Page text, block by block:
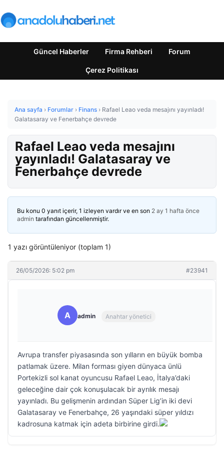
Güncel Haberler Firma Rehberi Forum
Çerez Politikası
Ana sayfa › Forumlar › Finans › Rafael Leao veda mesajını yayınladı!
Galatasaray ve Fenerbahçe devrede
Rafael Leao veda mesajını
yayınladı! Galatasaray ve
Fenerbahçe devrede
Bu konu 0 yanıt içerir, 1 izleyen vardır ve en son 2 ay 1 hafta önce
admin tarafından güncellenmiştir.
1 yazı görüntüleniyor (toplam 1)
26/05/2026: 5:02 pm #23941
A admin Anahtar yönetici
Avrupa transfer piyasasında son yılların en büyük bomba
patlamak üzere. Milan forması giyen dünyaca ünlü
Portekizli sol kanat oyuncusu Rafael Leao, İtalya’daki
geleceğine dair çok konuşulacak bir ayrılık mesajı
yayınladı. Bu gelişmenin ardından Süper Lig’in iki devi
Galatasaray ve Fenerbahçe, 26 yaşındaki süper yıldızı
kadrosuna katmak için adeta birbirine girdi.